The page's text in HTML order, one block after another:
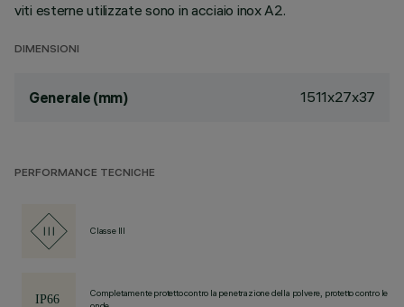
viti esterne utilizzate sono in acciaio inox A2.
DIMENSIONI
Generale (mm) 1511x27x37
PERFORMANCE TECNICHE
Classe III
Completamente protetto contro la penetrazione della polvere, protetto contro le